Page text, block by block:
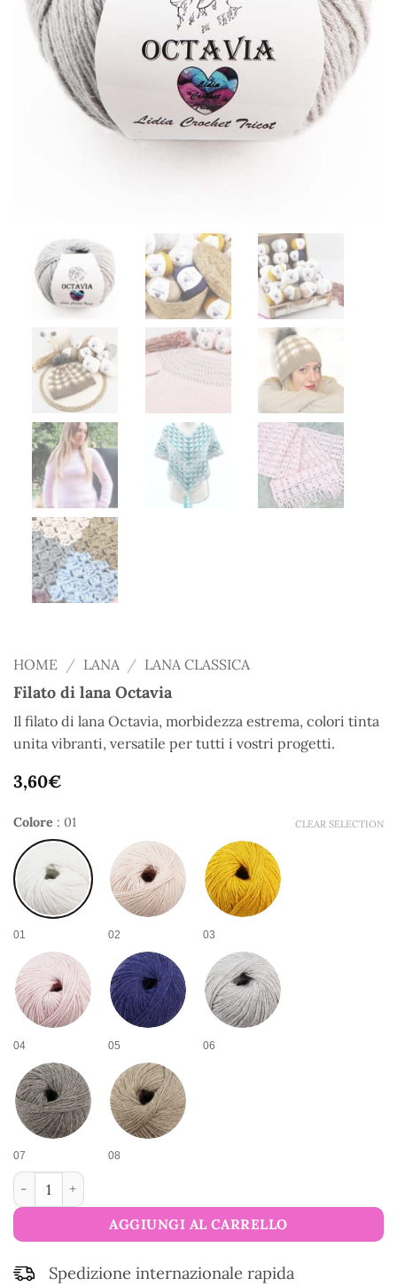
HOME / LANA / LANA CLASSICA
Filato di lana Octavia
Il filato di lana Octavia, morbidezza estrema, colori tinta
unita vibranti, versatile per tutti i vostri progetti.
3,60€
Colore : 01
01 02 03
04 05 06
07 08
CLEAR SELECTION
Filato di lana Octavia quantità
AGGIUNGI AL CARRELLO
Spedizione internazionale rapida